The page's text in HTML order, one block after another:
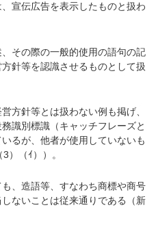
宣伝広告を表示したものと扱わ
その際の一般的使用の語句の記
針等を認識させるものとして扱
方針等とは扱わない例も掲げ、
識別標識（キャッチフレーズと
るが、他者が使用していないも
）（ｲ））。
、造語等、すなわち商標や商号
ないことは従来通りである（新